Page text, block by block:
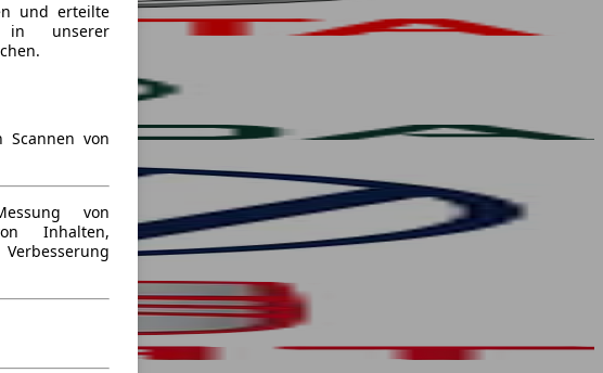
und erteilte
in unserer
Scannen von
von
Inhalten,